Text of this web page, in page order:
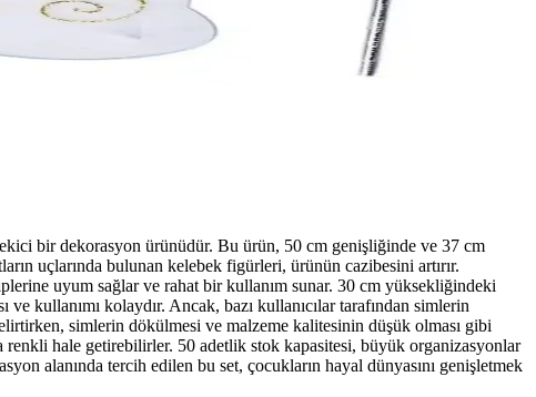
bir dekorasyon ürünüdür. Bu ürün, 50 cm genişliğinde ve 37 cm
uçlarında bulunan kelebek figürleri, ürünün cazibesini artırır.
uyum sağlar ve rahat bir kullanım sunar. 30 cm yüksekliğindeki
kullanımı kolaydır. Ancak, bazı kullanıcılar tarafından simlerin
simlerin dökülmesi ve malzeme kalitesinin düşük olması gibi
hale getirebilirler. 50 adetlik stok kapasitesi, büyük organizasyonlar
alanında tercih edilen bu set, çocukların hayal dünyasını genişletmek